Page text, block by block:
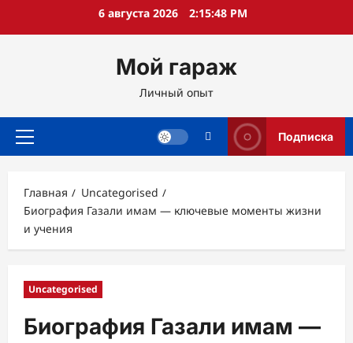
6 августа 2026 2:15:49 PM
Мой гараж
Личный опыт
Основное
Подписка
Главная
Uncategorised
Биография Газали имам — ключевые моменты жизни
и учения
Uncategorised
Биография Газали имам —